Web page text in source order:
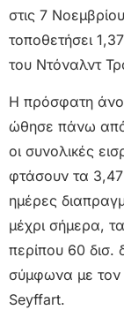
στις 7
τοποθετήσει
του Ντόναλντ
Η πρόσφατη
ώθησε πάνω
οι συνολικές
φτάσουν τα 3,47
ημέρες
μέχρι σήμερα,
περίπου 60 δισ.
σύμφωνα με τον
Seyffart.